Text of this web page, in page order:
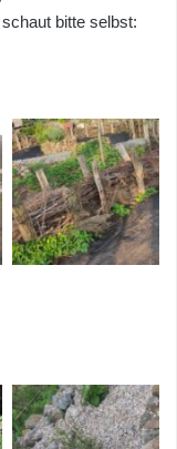
bitte selbst: